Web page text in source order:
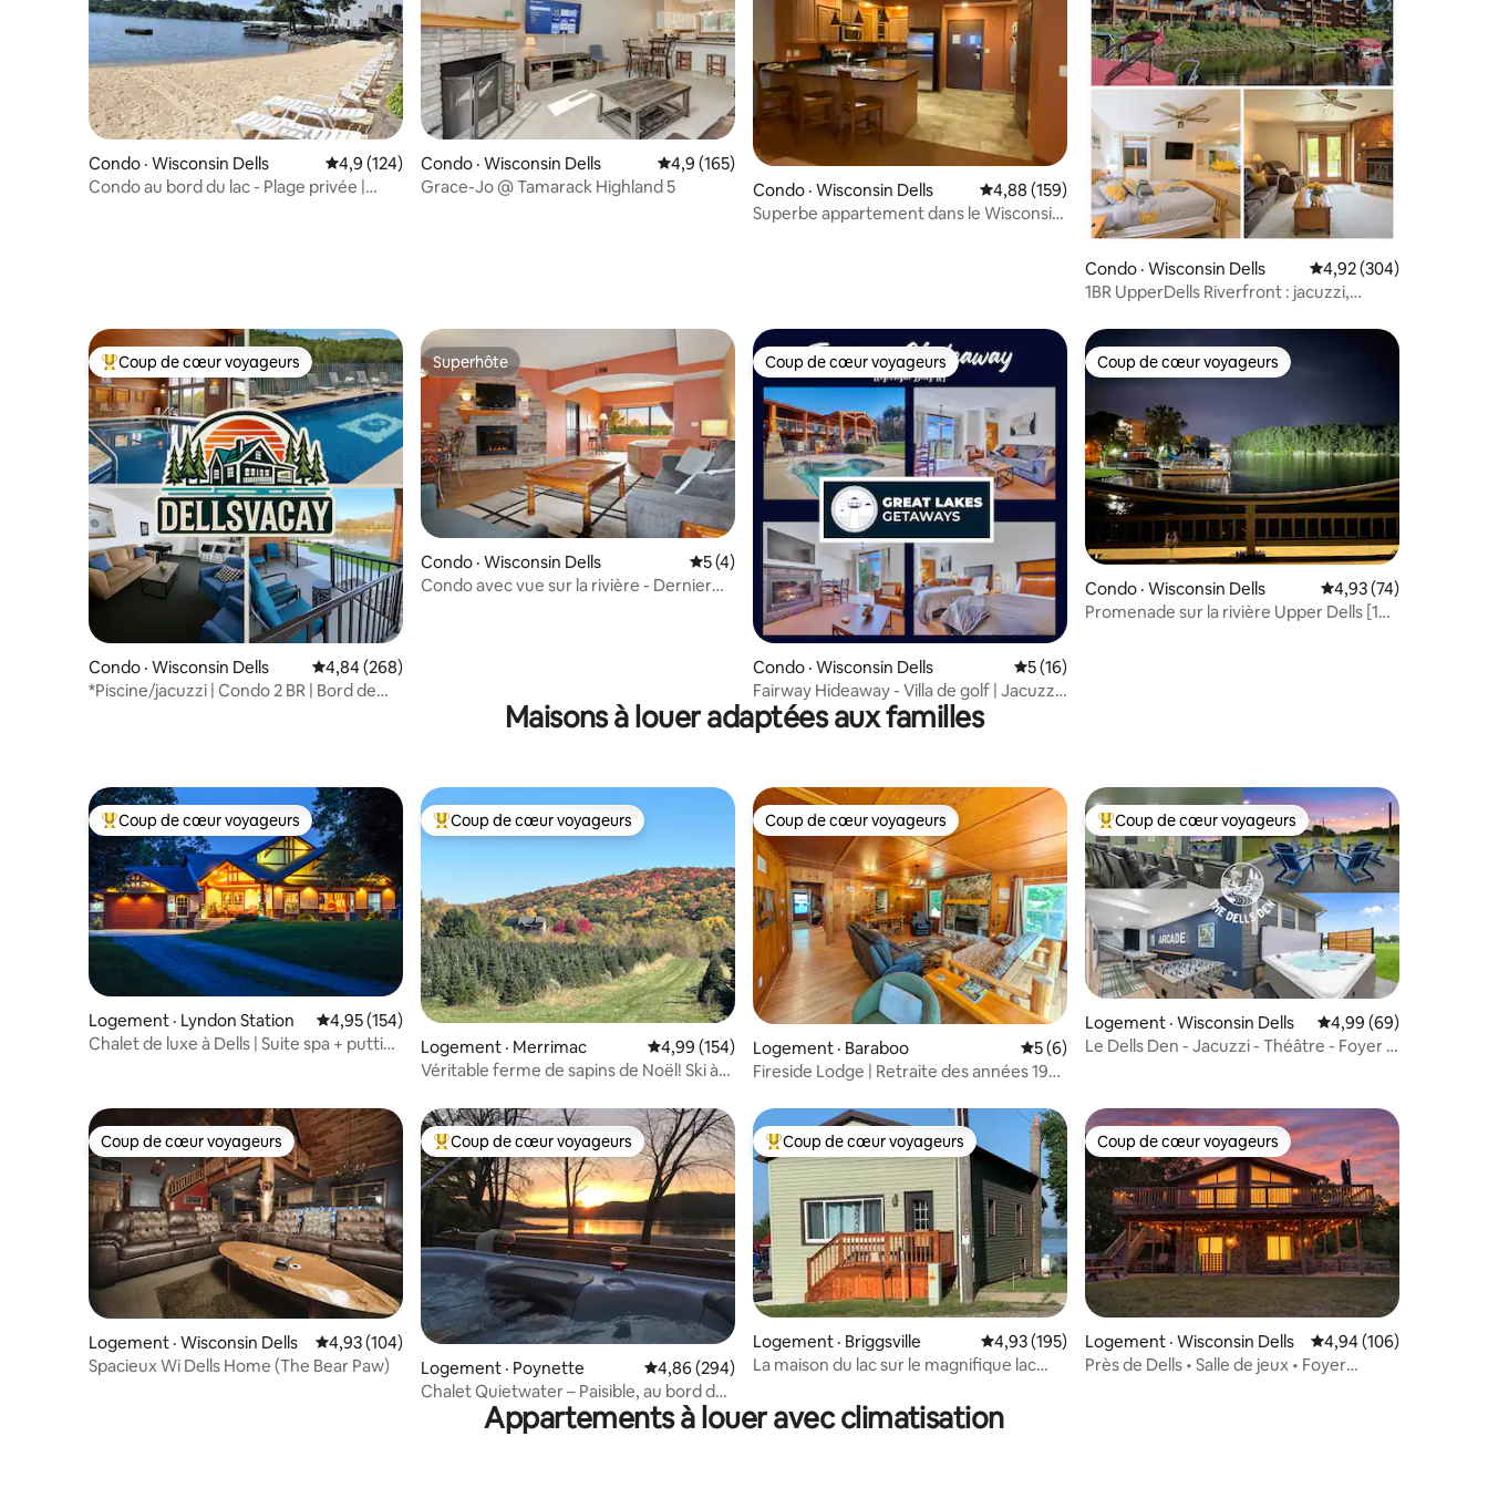
Condo · Wisconsin Dells Note moyenne de 4,9 sur 5, 124 commentaires
4,9 (124)
Condo au bord du lac - Plage privée |
Condo · Wisconsin Dells Note moyenne de 4,9 sur 5, 165 commentaires
4,9 (165)
Grace-Jo @ Tamarack Highland 5
Condo · Wisconsin Dells Note moyenne de 4,88 sur 5, 159 commentaires
4,88 (159)
Superbe appartement dans le Wisconsin
Condo · Wisconsin Dells Note moyenne de
4,92 (304)
1BR UpperDells Riverfront : jacuzzi,
Coup de cœur voyageurs parmi les plus aimés
Coup de cœur voyageurs
Condo · Wisconsin Dells Note moyenne de 4,84 sur 5, 268 commentaires
4,84 (268)
*Piscine/jacuzzi | Condo 2 BR | Bord de
Superhôte
Superhôte
Condo · Wisconsin Dells Note moyenne de 5 sur 5, 4 commentaires
5 (4)
Condo avec vue sur la rivière - Dernier
Coup de cœur voyageurs
Coup de cœur voyageurs
Condo · Wisconsin Dells Note moyenne de 5 sur 5, 16 commentaires
5 (16)
Fairway Hideaway - Villa de golf | Jacuzzi |
Parc aquatique
Coup de cœur voyageurs
Coup de cœur voyageurs
Condo · Wisconsin Dells Note moyenne de
4,93 (74)
Promenade sur la rivière Upper Dells [1
Maisons à louer adaptées aux familles
Coup de cœur voyageurs parmi les plus aimés
Coup de cœur voyageurs
Logement · Lyndon Station Note moyenne de 4,95 sur 5, 154 commentaires
4,95 (154)
Chalet de luxe à Dells | Suite spa + putting
Coup de cœur voyageurs parmi les plus aimés
Coup de cœur voyageurs
Logement · Merrimac Note moyenne de 4,99 sur 5, 154 commentaires
4,99 (154)
Véritable ferme de sapins de Noël! Ski à
Coup de cœur voyageurs
Coup de cœur voyageurs
Logement · Baraboo Note moyenne de 5 sur 5, 6 commentaires
5 (6)
Fireside Lodge | Retraite des années 1930
Coup de cœur voyageurs parmi les plus aimés
Coup de cœur voyageurs
Logement · Wisconsin Dells Note moyenne de
4,99 (69)
Le Dells Den - Jacuzzi - Théâtre - Foyer -
Coup de cœur voyageurs
Coup de cœur voyageurs
Logement · Wisconsin Dells Note moyenne de 4,93 sur 5, 104 commentaires
4,93 (104)
Spacieux Wi Dells Home (The Bear Paw)
Coup de cœur voyageurs parmi les plus aimés
Coup de cœur voyageurs
Logement · Poynette Note moyenne de 4,86 sur 5, 294 commentaires
4,86 (294)
Chalet Quietwater – Paisible, au bord de
l'eau, bancs de sable !
Coup de cœur voyageurs parmi les plus aimés
Coup de cœur voyageurs
Logement · Briggsville Note moyenne de 4,93 sur 5, 195 commentaires
4,93 (195)
La maison du lac sur le magnifique lac
Coup de cœur voyageurs
Coup de cœur voyageurs
Logement · Wisconsin Dells Note moyenne de
4,94 (106)
Près de Dells • Salle de jeux • Foyer
Appartements à louer avec climatisation